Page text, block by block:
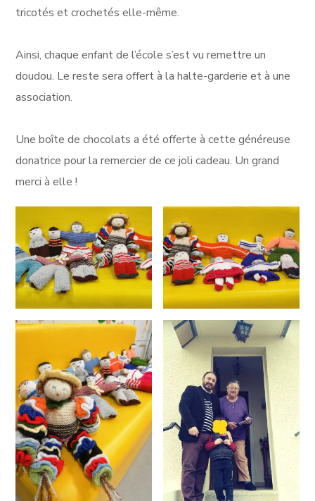
tricotés et crochetés elle-même.
Ainsi, chaque enfant de l’école s’est vu remettre un
doudou. Le reste sera offert à la halte-garderie et à une
association.
Une boîte de chocolats a été offerte à cette généreuse
donatrice pour la remercier de ce joli cadeau. Un grand
merci à elle !